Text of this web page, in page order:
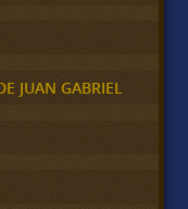
JUAN GABRIEL